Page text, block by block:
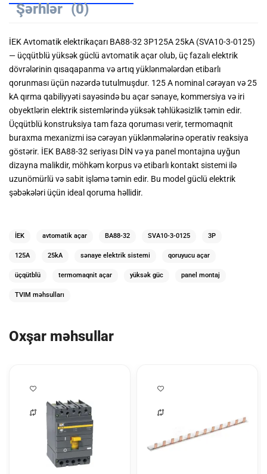
Şərhlər (0)
İEK Avtomatik elektrikaçarı ВА88-32 3Р125А 25kA (SVA10-3-0125)
— üçqütblü yüksək güclü avtomatik açarolub, üç fazalı elektrik
dövrələrinin qısaqapanma və artıq yüklənmələrdən etibarlı
qorunması üçün nəzərdə tutulmuşdur. 125 A nominal cərəyan və25
kA qırma qabiliyyətisayəsində bu açar sənaye, kommersiya və iri
obyektlərin elektrik sistemlərində yüksək təhlükəsizlik təmin edir.
Üçqütblü konstruksiya tam faza qoruması verir, termomaqnit
buraxma mexanizmi isə cərəyan yüklənmələrinə operativ reaksiya
göstərir. İEK ВА88-32 seriyası DİN və ya panel montajına uyğun
dizayna malikdir, möhkəm korpus və etibarlı kontakt sistemi ilə
uzunömürlü və sabit işləmə təmin edir. Bu model güclü elektrik
şəbəkələri üçün ideal qoruma həllidir.
İEK avtomatik açar ВА88-32 SVA10-3-0125 3P
125A 25kA sənaye elektrik sistemi qoruyucu açar
üçqütblü termomaqnit açar yüksək güc panel montaj
TVIM məhsulları
Oxşar məhsullar